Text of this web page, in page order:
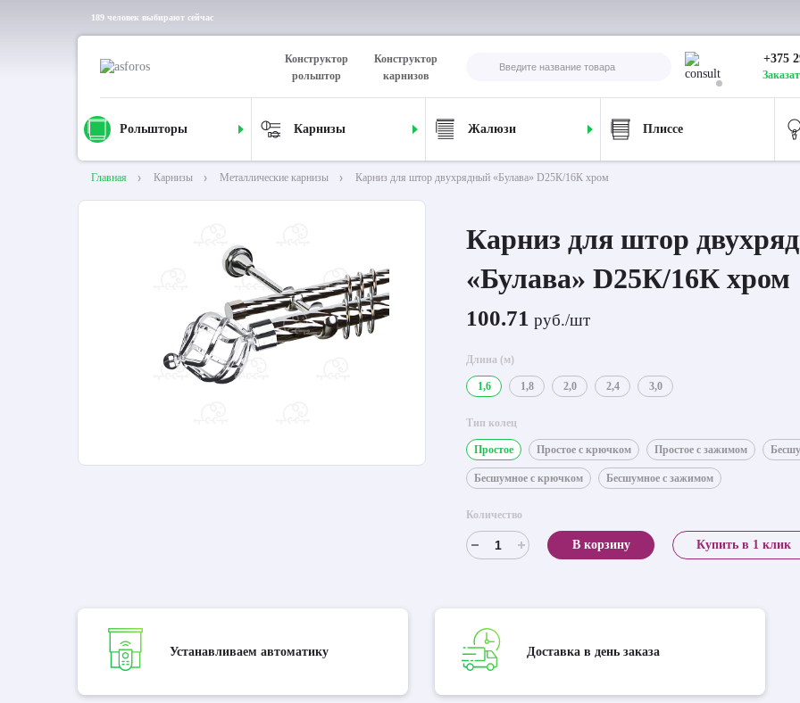
189 человек выбирают сейчас
Конструктор
рольштор
Конструктор
карнизов
+375
Рольшторы Карнизы Жалюзи Плиссе
Главная Карнизы Металлические карнизы Карниз для штор двухрядный «Булава» D25К/16К хром
Карниз для штор
«Булава» D25К/16К хром
100.71 руб./шт
Длина (м)
1,6 1,8 2,0 2,4 3,0
Тип колец
Простое Простое с крючком Простое с зажимом
Бесшумное с крючком Бесшумное с зажимом
Количество
В корзину Купить в 1 клик
Устанавливаем автоматику Доставка в день заказа